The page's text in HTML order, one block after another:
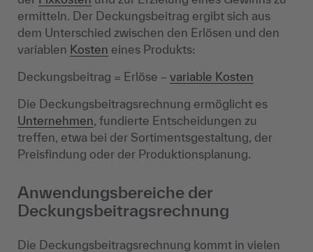
ermitteln. Der Deckungsbeitrag ergibt sich aus
dem Unterschied zwischen den Erlösen und den
variablen Kosten eines Produkts:
Deckungsbeitrag = Erlöse – variable Kosten
Die Deckungsbeitragsrechnung ermöglicht es
Unternehmen, fundierte Entscheidungen zu
treffen, etwa bei der Sortimentsgestaltung, der
Preisfindung oder der Produktionsplanung.
Anwendungsbereiche der
Deckungsbeitragsrechnung
Die Deckungsbeitragsrechnung kommt in vielen